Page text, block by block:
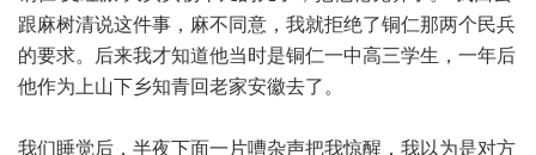
跟麻树清说这件事，麻不同意，我就拒绝了铜仁那两个民兵
的要求。后来我才知道他当时是铜仁一中高三学生，一年后
他作为上山下乡知青回老家安徽去了。
我们睡觉后，半夜下面一片嘈杂声把我惊醒，我以为是对方